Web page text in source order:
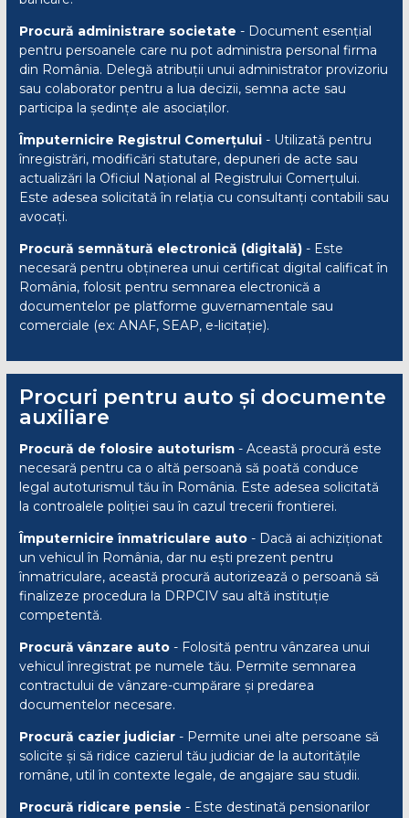
Procură administrare societate - Document esențial
pentru persoanele care nu pot administra personal firma
din România. Delegă atribuții unui administrator provizoriu
sau colaborator pentru a lua decizii, semna acte sau
participa la ședințe ale asociaților.
Împuternicire Registrul Comerțului - Utilizată pentru
înregistrări, modificări statutare, depuneri de acte sau
actualizări la Oficiul Național al Registrului Comerțului.
Este adesea solicitată în relația cu consultanți contabili sau
avocați.
Procură semnătură electronică (digitală) - Este
necesară pentru obținerea unui certificat digital calificat în
România, folosit pentru semnarea electronică a
documentelor pe platforme guvernamentale sau
comerciale (ex: ANAF, SEAP, e-licitație).
Procuri pentru auto și documente
auxiliare
Procură de folosire autoturism - Această procură este
necesară pentru ca o altă persoană să poată conduce
legal autoturismul tău în România. Este adesea solicitată
la controalele poliției sau în cazul trecerii frontierei.
Împuternicire înmatriculare auto - Dacă ai achiziționat
un vehicul în România, dar nu ești prezent pentru
înmatriculare, această procură autorizează o persoană să
finalizeze procedura la DRPCIV sau altă instituție
competentă.
Procură vânzare auto - Folosită pentru vânzarea unui
vehicul înregistrat pe numele tău. Permite semnarea
contractului de vânzare-cumpărare și predarea
documentelor necesare.
Procură cazier judiciar - Permite unei alte persoane să
solicite și să ridice cazierul tău judiciar de la autoritățile
române, util în contexte legale, de angajare sau studii.
Procură ridicare pensie - Este destinată pensionarilor